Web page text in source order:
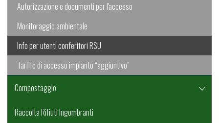
Autorizzazione e documenti per l'accesso
Monitoraggio ambientale
Info per utenti conferitori RSU
Tariffe di accesso impianto “aggiuntivo”
Compostaggio
Raccolta Rifiuti Ingombranti